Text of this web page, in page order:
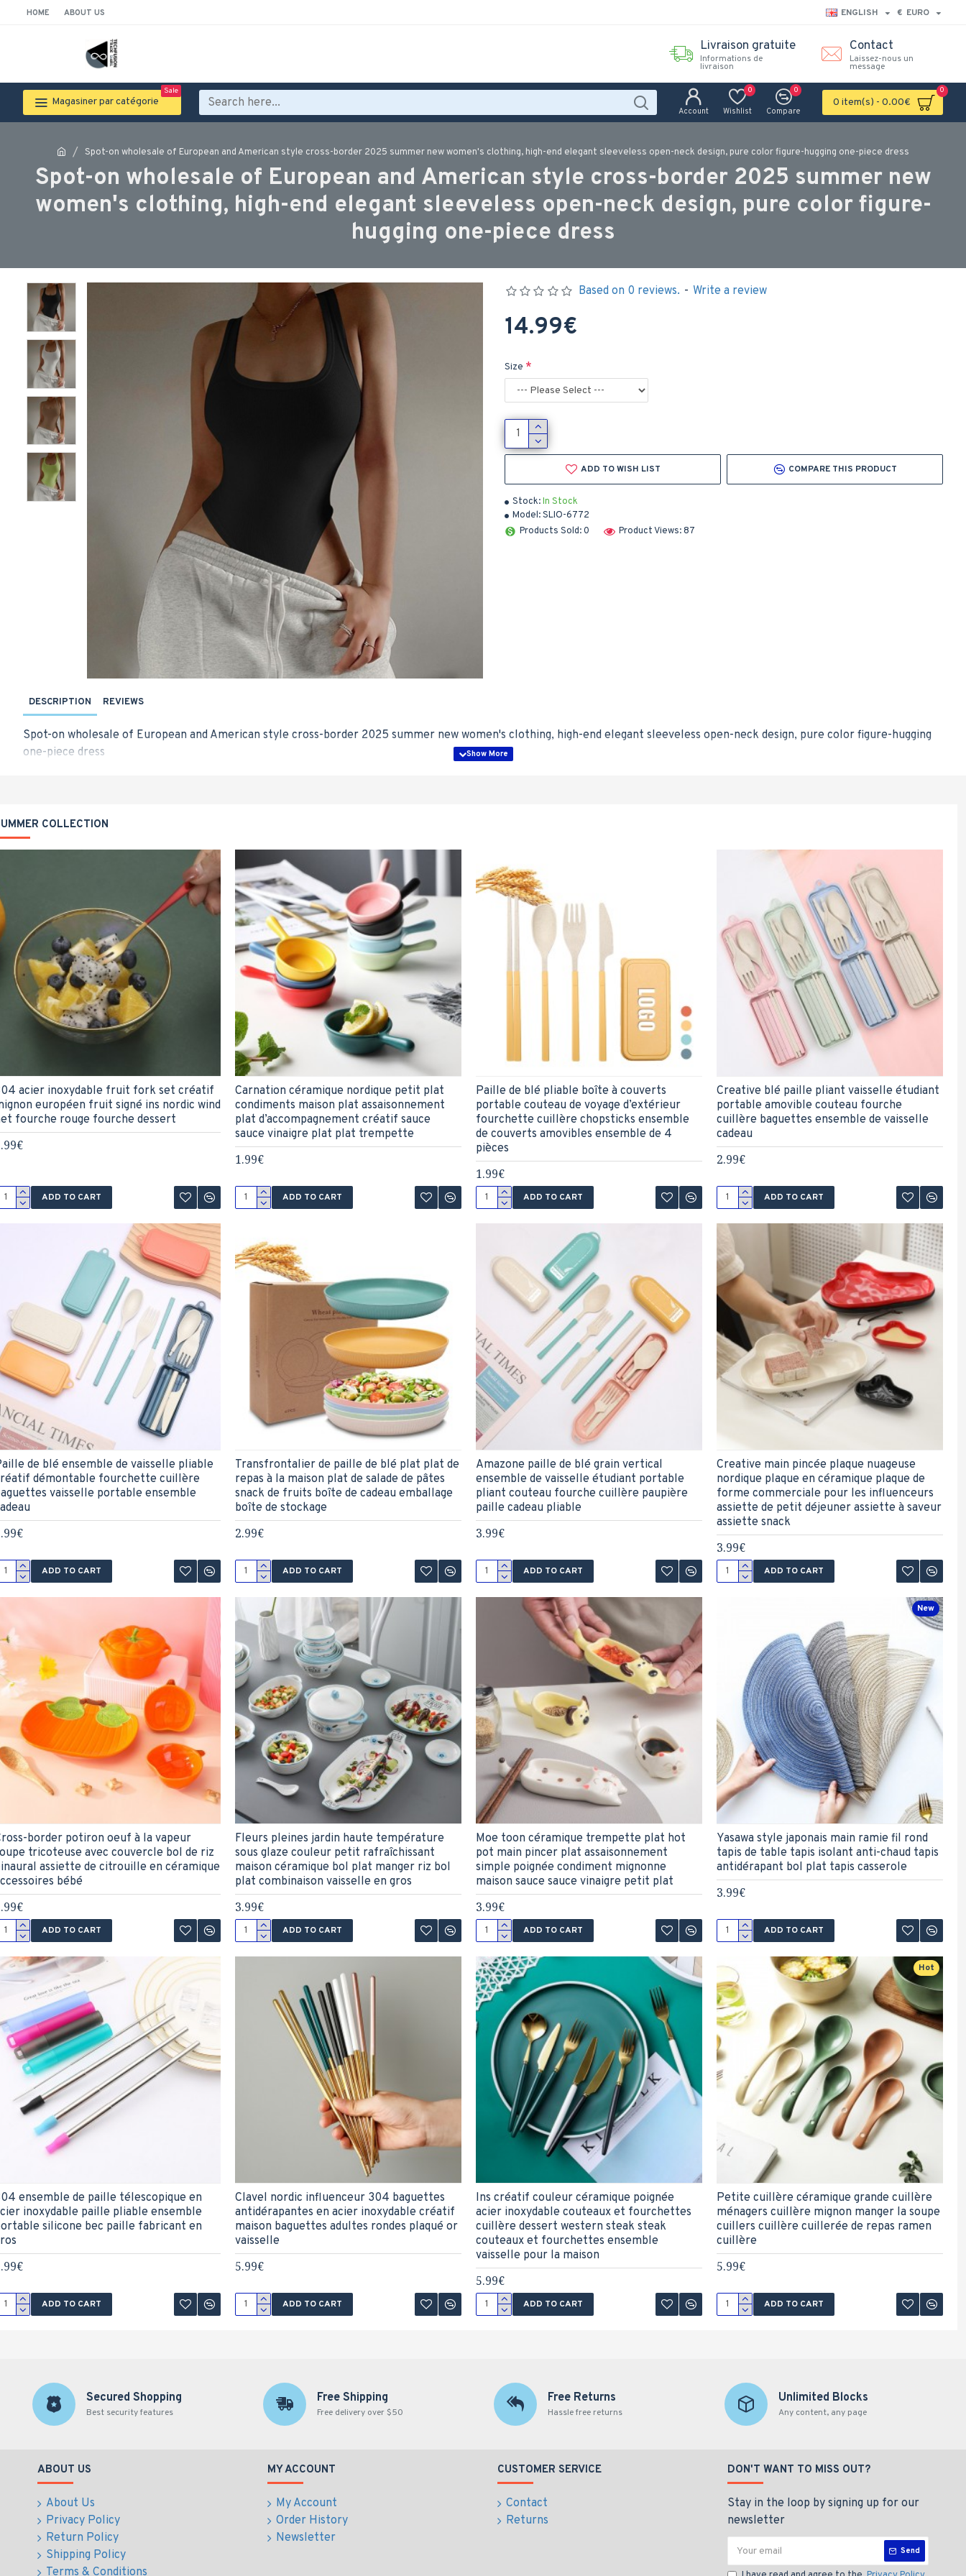
HOME ABOUT US ENGLISH € EURO
Livraison gratuite
Informations de
livraison
Contact
Laissez-nous un
message
Magasiner par catégorie
Sale
Account Wishlist
0
Compare
0
0 item(s) - 0.00€
0
Spot-on wholesale of European and American style cross-border 2025 summer new women's clothing, high-end elegant sleeveless open-neck design, pure color figure-hugging one-piece dress
Spot-on wholesale of European and American style cross-border 2025 summer new
women's clothing, high-end elegant sleeveless open-neck design, pure color figure-
hugging one-piece dress
Stock:In Stock
Model:SLIO-6772
Products Sold: 0
Product Views: 87
Based on 0 reviews. - Write a review
14.99€
Size
ADD TO WISH LIST COMPARE THIS PRODUCT
DESCRIPTION REVIEWS
Spot-on wholesale of European and American style cross-border 2025 summer new women's clothing, high-end elegant sleeveless open-neck design, pure color figure-hugging
one-piece dress
COLLECTION
acier inoxydable fruit fork set créatif
européen fruit signé ins nordic wind
fourche rouge fourche dessert
ADD TO CART
Carnation céramique nordique petit plat
condiments maison plat assaisonnement
plat d’accompagnement créatif sauce
sauce vinaigre plat plat trempette
1.99€
ADD TO CART
Paille de blé pliable boîte à couverts
portable couteau de voyage d’extérieur
fourchette cuillère chopsticks ensemble
de couverts amovibles ensemble de 4
pièces
1.99€
ADD TO CART
Creative blé paille pliant vaisselle étudiant
portable amovible couteau fourche
cuillère baguettes ensemble de vaisselle
cadeau
2.99€
ADD TO CART
de blé ensemble de vaisselle pliable
démontable fourchette cuillère
vaisselle portable ensemble
ADD TO CART
Transfrontalier de paille de blé plat plat de
repas à la maison plat de salade de pâtes
snack de fruits boîte de cadeau emballage
boîte de stockage
2.99€
ADD TO CART
Amazone paille de blé grain vertical
ensemble de vaisselle étudiant portable
pliant couteau fourche cuillère paupière
paille cadeau pliable
3.99€
ADD TO CART
Creative main pincée plaque nuageuse
nordique plaque en céramique plaque de
forme commerciale pour les influenceurs
assiette de petit déjeuner assiette à saveur
assiette snack
3.99€
ADD TO CART
border potiron oeuf à la vapeur
tricoteuse avec couvercle bol de riz
assiette de citrouille en céramique
bébé
ADD TO CART
Fleurs pleines jardin haute température
sous glaze couleur petit rafraîchissant
maison céramique bol plat manger riz bol
plat combinaison vaisselle en gros
3.99€
ADD TO CART
Moe toon céramique trempette plat hot
pot main pincer plat assaisonnement
simple poignée condiment mignonne
maison sauce sauce vinaigre petit plat
3.99€
ADD TO CART
New
Yasawa style japonais main ramie fil rond
tapis de table tapis isolant anti-chaud tapis
antidérapant bol plat tapis casserole
3.99€
ADD TO CART
ensemble de paille télescopique en
inoxydable paille pliable ensemble
silicone bec paille fabricant en
ADD TO CART
Clavel nordic influenceur 304 baguettes
antidérapantes en acier inoxydable créatif
maison baguettes adultes rondes plaqué or
vaisselle
5.99€
ADD TO CART
Ins créatif couleur céramique poignée
acier inoxydable couteaux et fourchettes
cuillère dessert western steak steak
couteaux et fourchettes ensemble
vaisselle pour la maison
5.99€
ADD TO CART
Hot
Petite cuillère céramique grande cuillère
ménagers cuillère mignon manger la soupe
cuillers cuillère cuillerée de repas ramen
cuillère
5.99€
ADD TO CART
Secured Shopping
Best security features
Free Shipping
Free delivery over $50
Free Returns
Hassle free returns
Unlimited Blocks
Any content, any page
ABOUT US
About Us
Privacy Policy
Return Policy
Shipping Policy
Terms & Conditions
MY ACCOUNT
My Account
Order History
Newsletter
CUSTOMER SERVICE
Contact
Returns
DON'T WANT TO MISS OUT?
Stay in the loop by signing up for our
newsletter
Send